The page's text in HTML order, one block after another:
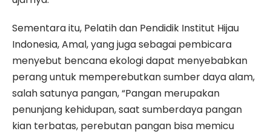
Sementara itu, Pelatih dan Pendidik Institut Hijau
Indonesia, Amal, yang juga sebagai pembicara
menyebut bencana ekologi dapat menyebabkan
perang untuk memperebutkan sumber daya alam,
salah satunya pangan, “Pangan merupakan
penunjang kehidupan, saat sumberdaya pangan
kian terbatas, perebutan pangan bisa memicu